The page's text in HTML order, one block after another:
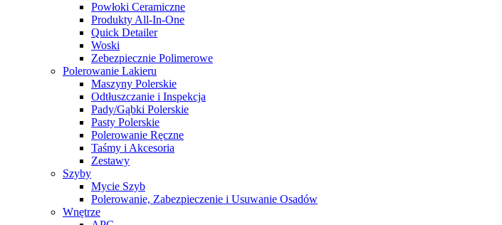
Powłoki Ceramiczne
Produkty All-In-One
Quick Detailer
Woski
Zebezpiecznie Polimerowe
Polerowanie Lakieru
Maszyny Polerskie
Odtłuszczanie i Inspekcja
Pady/Gąbki Polerskie
Pasty Polerskie
Polerowanie Ręczne
Taśmy i Akcesoria
Zestawy
Szyby
Mycie Szyb
Polerowanie, Zabezpieczenie i Usuwanie Osadów
Wnętrze